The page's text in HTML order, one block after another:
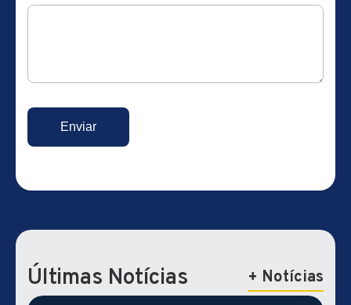
Últimas Notícias + Notícias